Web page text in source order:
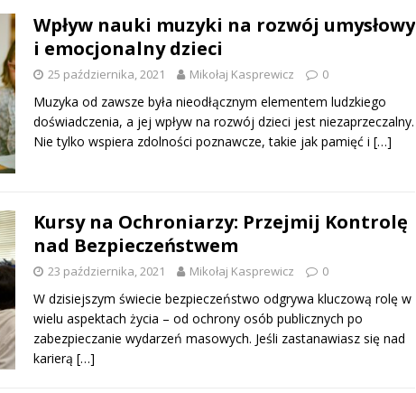
Wpływ nauki muzyki na rozwój umysłowy
i emocjonalny dzieci
25 października, 2021 Mikołaj Kasprewicz 0
Muzyka od zawsze była nieodłącznym elementem ludzkiego
doświadczenia, a jej wpływ na rozwój dzieci jest niezaprzeczalny.
Nie tylko wspiera zdolności poznawcze, takie jak pamięć i […]
Kursy na Ochroniarzy: Przejmij Kontrolę
nad Bezpieczeństwem
23 października, 2021 Mikołaj Kasprewicz 0
W dzisiejszym świecie bezpieczeństwo odgrywa kluczową rolę w
wielu aspektach życia – od ochrony osób publicznych po
zabezpieczanie wydarzeń masowych. Jeśli zastanawiasz się nad
karierą […]